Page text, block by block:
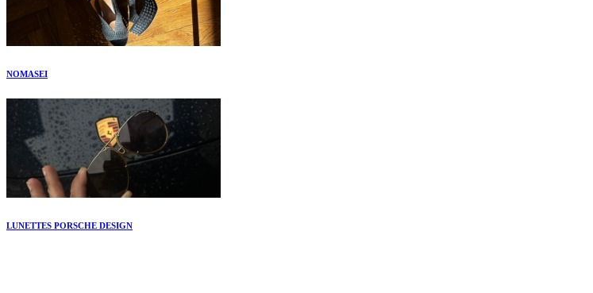
NOMASEI
LUNETTES PORSCHE DESIGN